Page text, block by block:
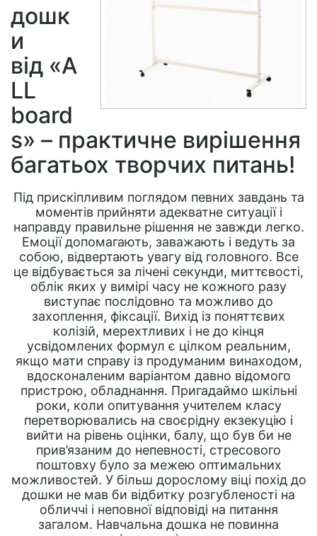
дошк
и
від «A
LL
board
s» – практичне вирішення
багатьох творчих питань!
Під прискіпливим поглядом певних завдань та
моментів прийняти адекватне ситуації і
направду правильне рішення не завжди легко.
Емоції допомагають, заважають і ведуть за
собою, відвертають увагу від головного. Все
це відбувається за лічені секунди, миттєвості,
облік яких у вимірі часу не кожного разу
виступає послідовно та можливо до
захоплення, фіксації. Вихід із поняттєвих
колізій, мерехтливих і не до кінця
усвідомлених формул є цілком реальним,
якщо мати справу із продуманим винаходом,
вдосконаленим варіантом давно відомого
пристрою, обладнання. Пригадаймо шкільні
роки, коли опитування учителем класу
перетворювались на своєрідну екзекуцію і
вийти на рівень оцінки, балу, що був би не
прив’язаним до непевності, стресового
поштовху було за межею оптимальних
можливостей. У більш дорослому віці похід до
дошки не мав би відбитку розгубленості на
обличчі і неповної відповіді на питання
загалом. Навчальна дошка не повинна